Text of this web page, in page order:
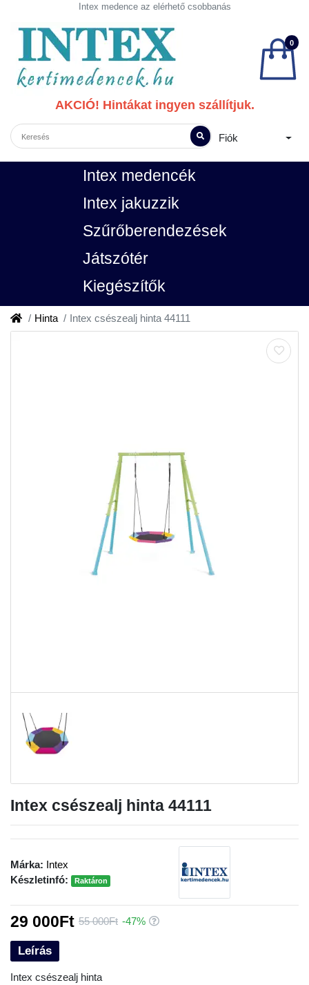
Intex medence az elérhető csobbanás
0
AKCIÓ! Hintákat ingyen szállítjuk.
Fiók
Intex medencék
Intex jakuzzik
Szűrőberendezések
Játszótér
Kiegészítők
Hinta Intex csészealj hinta 44111
Intex csészealj hinta 44111
Leírás
Intex csészealj hinta
Márka: Intex
Készletinfó:
Raktáron
29 000Ft 55 000Ft -47%